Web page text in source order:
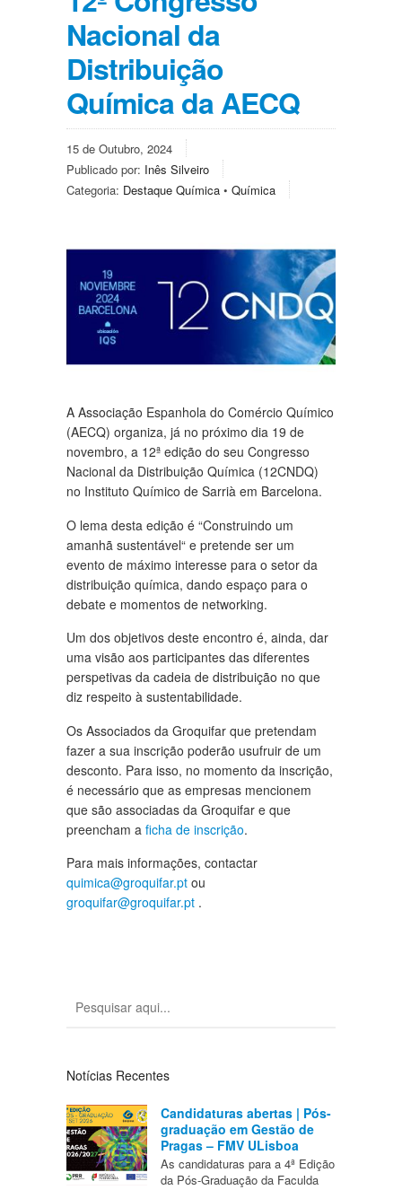
Nacional da
Distribuição
Química da AECQ
15 de Outubro, 2024
Publicado por: Inês Silveiro
Categoria: Destaque Química • Química
A Associação Espanhola do Comércio Químico
(AECQ) organiza, já no próximo dia 19 de
novembro, a 12ª edição do seu Congresso
Nacional da Distribuição Química (12CNDQ)
no Instituto Químico de Sarrià em Barcelona.
O lema desta edição é “Construindo um
amanhã sustentável“ e pretende ser um
evento de máximo interesse para o setor da
distribuição química, dando espaço para o
debate e momentos de networking.
Um dos objetivos deste encontro é, ainda, dar
uma visão aos participantes das diferentes
perspetivas da cadeia de distribuição no que
diz respeito à sustentabilidade.
Os Associados da Groquifar que pretendam
fazer a sua inscrição poderão usufruir de um
desconto. Para isso, no momento da inscrição,
é necessário que as empresas mencionem
que são associadas da Groquifar e que
preencham a ficha de inscrição.
Para mais informações, contactar
quimica@groquifar.pt ou
groquifar@groquifar.pt .
Notícias Recentes
Candidaturas abertas | Pós-
graduação em Gestão de
Pragas – FMV ULisboa
As candidaturas para a 4ª Edição
da Pós-Graduação da Faculda